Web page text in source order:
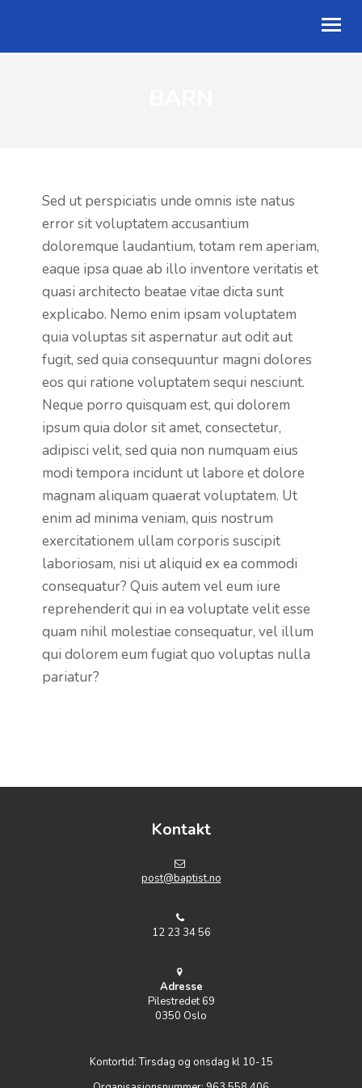
TALER
ENGLISH
Sed ut perspiciatis unde omnis iste natus
error sit voluptatem accusantium
doloremque laudantium, totam rem aperiam,
eaque ipsa quae ab illo inventore veritatis et
quasi architecto beatae vitae dicta sunt
explicabo. Nemo enim ipsam voluptatem
quia voluptas sit aspernatur aut odit aut
fugit, sed quia consequuntur magni dolores
eos qui ratione voluptatem sequi nesciunt.
Neque porro quisquam est, qui dolorem
ipsum quia dolor sit amet, consectetur,
adipisci velit, sed quia non numquam eius
modi tempora incidunt ut labore et dolore
magnam aliquam quaerat voluptatem. Ut
enim ad minima veniam, quis nostrum
exercitationem ullam corporis suscipit
laboriosam, nisi ut aliquid ex ea commodi
consequatur? Quis autem vel eum iure
reprehenderit qui in ea voluptate velit esse
quam nihil molestiae consequatur, vel illum
qui dolorem eum fugiat quo voluptas nulla
pariatur?
Kontakt
post@baptist.no
12 23 34 56
Adresse
Pilestredet 69
0350 Oslo
Kontortid: Tirsdag og onsdag kl 10-15